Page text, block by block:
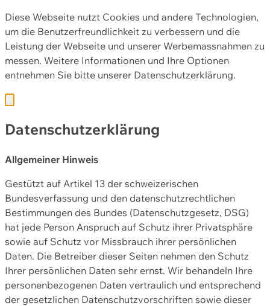
Diese Webseite nutzt Cookies und andere Technologien,
um die Benutzerfreundlichkeit zu verbessern und die
Leistung der Webseite und unserer Werbemassnahmen zu
messen. Weitere Informationen und Ihre Optionen
entnehmen Sie bitte unserer Datenschutzerklärung.
Datenschutzerklärung
Allgemeiner Hinweis
Gestützt auf Artikel 13 der schweizerischen
Bundesverfassung und den datenschutzrechtlichen
Bestimmungen des Bundes (Datenschutzgesetz, DSG)
hat jede Person Anspruch auf Schutz ihrer Privatsphäre
sowie auf Schutz vor Missbrauch ihrer persönlichen
Daten. Die Betreiber dieser Seiten nehmen den Schutz
Ihrer persönlichen Daten sehr ernst. Wir behandeln Ihre
personenbezogenen Daten vertraulich und entsprechend
der gesetzlichen Datenschutzvorschriften sowie dieser